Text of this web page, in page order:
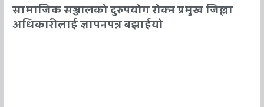
सामाजिक सञ्जालको दुरुपयोग रोक्न प्रमुख जिल्ला
अधिकारीलाई ज्ञापनपत्र बझाईयो